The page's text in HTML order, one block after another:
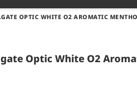
OPTIC WHITE O2 AROMATIC
Optic White O2